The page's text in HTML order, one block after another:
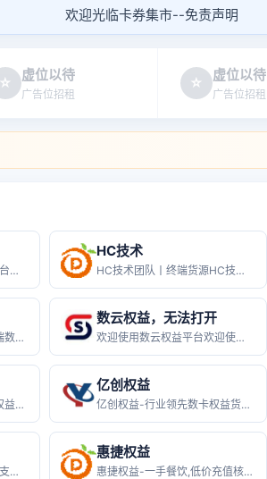
欢迎光临卡券集市--免责声明
☆ 虚位以待
广告位招租
☆ 虚位以待
广告位招租
红尘网络丨数卡权益货源平台红尘网络是
HC技术
HC技术团队丨终端货源HC技术团队丨
数卡权益-数字产品销售终端数卡权益-
数云权益，无法打开
欢迎使用数云权益平台欢迎使用数云权益
云创权益-国内领先的数卡权益货源平台
亿创权益
亿创权益-行业领先数卡权益货源终端平
公 众 号：随心充科技网站支持：
惠捷权益
惠捷权益-一手餐饮,低价充值核价权益